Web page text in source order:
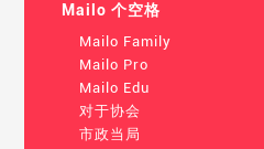
Mailo 个空格
Mailo Family
Mailo Pro
Mailo Edu
对于协会
市政当局